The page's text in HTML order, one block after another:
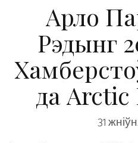
Арло
Рэдынг
да Arctic
31